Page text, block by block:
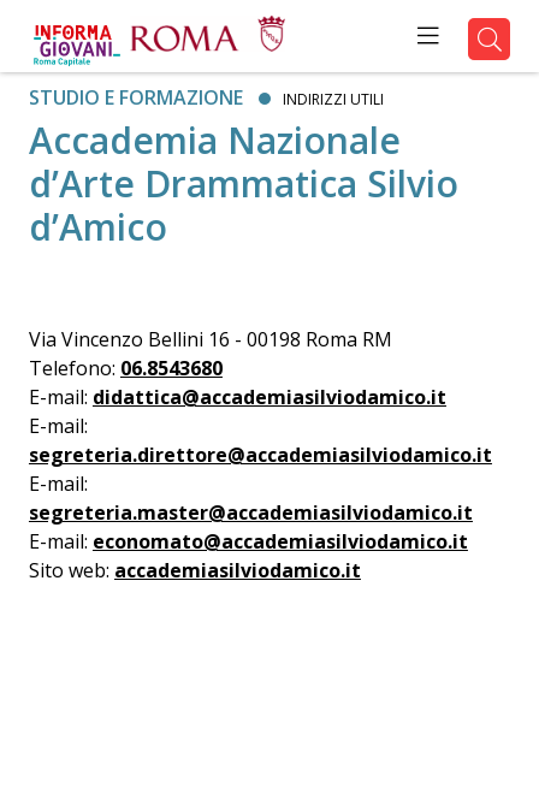
STUDIO E FORMAZIONE INDIRIZZI UTILI
Accademia Nazionale
d’Arte Drammatica Silvio
d’Amico
Via Vincenzo Bellini 16 - 00198 Roma RM
Telefono: 06.8543680
E-mail: didattica@accademiasilviodamico.it
E-mail:
segreteria.direttore@accademiasilviodamico.it
E-mail:
segreteria.master@accademiasilviodamico.it
E-mail: economato@accademiasilviodamico.it
Sito web: accademiasilviodamico.it